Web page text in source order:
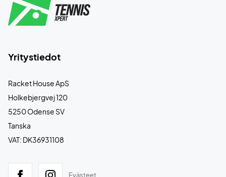
Yritystiedot
Racket House ApS
Holkebjergvej 120
5250 Odense SV
Tanska
VAT: DK36931108
Evästeet